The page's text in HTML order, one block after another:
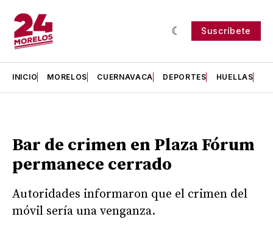
Suscríbete
INICIO MORELOS CUERNAVACA DEPORTES HUELLAS
Bar de crimen en Plaza Fórum
permanece cerrado
Autoridades informaron que el crimen del
móvil sería una venganza.